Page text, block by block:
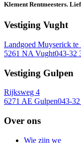
Klement Rentmeesters.
Vestiging Vught
Landgoed Muyserick te
5261 NA Vught043-32
Vestiging Gulpen
Rijksweg 4
6271 AE Gulpen043-32
Over ons
Wie zijn we